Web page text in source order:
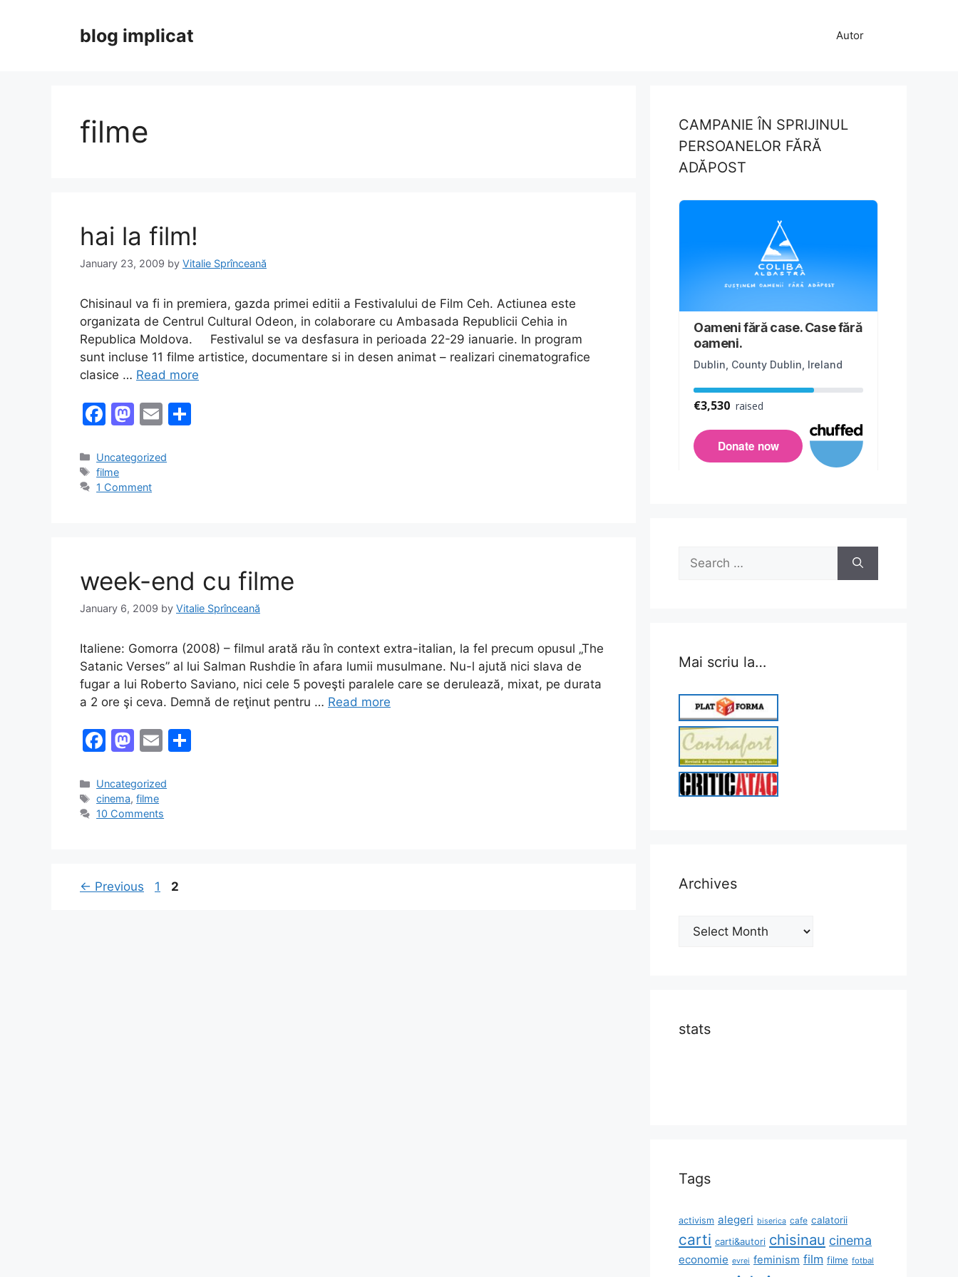
blog implicat Autor
filme
hai la film!
January 23, 2009 by Vitalie Sprînceană
Chisinaul va fi in premiera, gazda primei editii a Festivalului de Film Ceh. Actiunea este
organizata de Centrul Cultural Odeon, in colaborare cu Ambasada Republicii Cehia in
Republica Moldova. Festivalul se va desfasura in perioada 22-29 ianuarie. In program
sunt incluse 11 filme artistice, documentare si in desen animat – realizari cinematografice
clasice … Read more
F
c
e
k
M
st
o
E
ai
Categories
Uncategorized
Tags
filme
1 Comment
week-end cu filme
January 6, 2009 by Vitalie Sprînceană
Italiene: Gomorra (2008) – filmul arată rău în context extra-italian, la fel precum opusul „The
Satanic Verses” al lui Salman Rushdie în afara lumii musulmane. Nu-l ajută nici slava de
fugar a lui Roberto Saviano, nici cele 5 poveşti paralele care se derulează, mixat, pe durata
a 2 ore şi ceva. Demnă de reţinut pentru … Read more
F
c
e
o
k
M
st
o
n
E
ai
l
Categories
Uncategorized
Tags
cinema,filme
10 Comments
← Previous Page
1 Page
2
CAMPANIE ÎN SPRIJINUL
PERSOANELOR FĂRĂ
ADĂPOST
Search
for:
Mai scriu la…
Archives
Archives
stats
Tags
activism alegeri biserica cafe calatorii
carti carti&autori chisinau cinema
economie evrei feminism film filme fotbal